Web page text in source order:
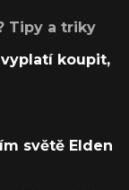
Tipy a triky
vyplatí koupit,
světě Elden